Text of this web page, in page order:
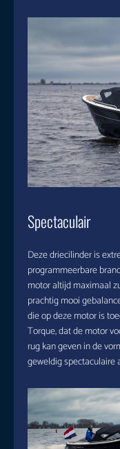
Spectaculair
Deze driecilinder is
programmeerbare
motor altijd maximaal
prachtig mooi
die op deze motor is
Torque, dat de motor
rug kan geven in de
geweldig spectaculaire